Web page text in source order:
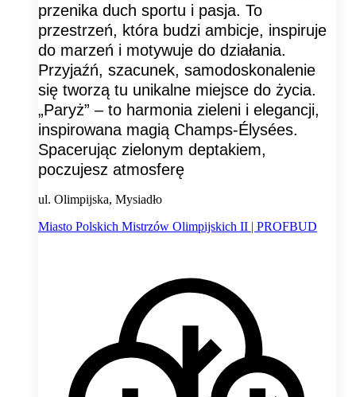
przenika duch sportu i pasja. To
przestrzeń, która budzi ambicje, inspiruje
do marzeń i motywuje do działania.
Przyjaźń, szacunek, samodoskonalenie
się tworzą tu unikalne miejsce do życia.
„Paryż” – to harmonia zieleni i elegancji,
inspirowana magią Champs-Élysées.
Spacerując zielonym deptakiem,
poczujesz atmosferę
ul. Olimpijska, Mysiadło
Miasto Polskich Mistrzów Olimpijskich II | PROFBUD